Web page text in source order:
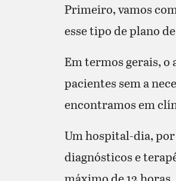
Primeiro, vamos
esse tipo de plano
Em termos gerais,
pacientes sem a
encontramos em
Um hospital-dia,
diagnósticos e